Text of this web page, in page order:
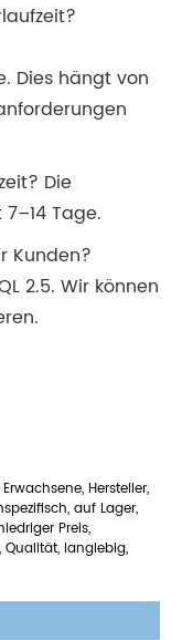
Dies hängt von
Die
Tage.
Kunden?
2.5. Wir können
Hersteller,
auf Lager,
Preis,
Qualität, langlebig,